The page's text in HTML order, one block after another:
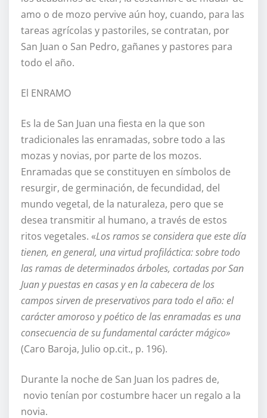
amo o de mozo pervive aún hoy, cuando, para las
tareas agrícolas y pastoriles, se contratan, por
San Juan o San Pedro, gañanes y pastores para
todo el año.
El ENRAMO
Es la de San Juan una fiesta en la que son
tradicionales las enramadas, sobre todo a las
mozas y novias, por parte de los mozos.
Enramadas que se constituyen en símbolos de
resurgir, de germinación, de fecundidad, del
mundo vegetal, de la naturaleza, pero que se
desea transmitir al humano, a través de estos
ritos vegetales. «Los ramos se considera que este día
tienen, en general, una virtud profiláctica: sobre todo
las ramas de determinados árboles, cortadas por San
Juan y puestas en casas y en la cabecera de los
campos sirven de preservativos para todo el año: el
carácter amoroso y poético de las enramadas es una
consecuencia de su fundamental carácter mágico»
(Caro Baroja, Julio op.cit., p. 196).
Durante la noche de San Juan los padres de,
novio tenían por costumbre hacer un regalo a la
novia.